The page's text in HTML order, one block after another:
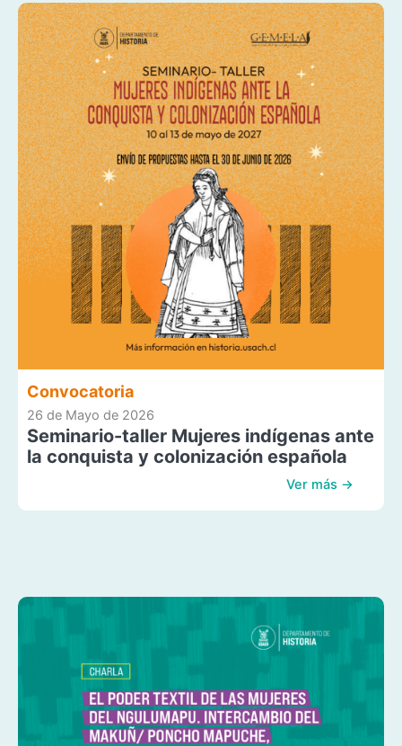
Convocatoria
26 de Mayo de 2026
Seminario-taller Mujeres indígenas ante
la conquista y colonización española
Ver más →